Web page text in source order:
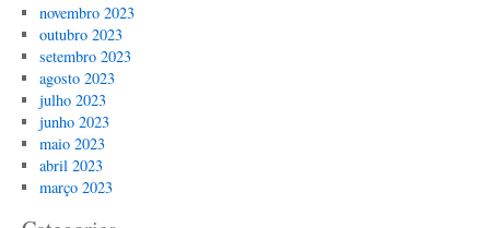
novembro 2023
outubro 2023
setembro 2023
agosto 2023
julho 2023
junho 2023
maio 2023
abril 2023
março 2023